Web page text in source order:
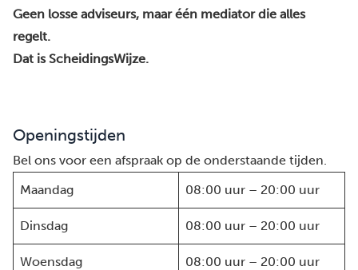
Geen losse adviseurs, maar één mediator die alles
regelt.
Dat is ScheidingsWijze.
Openingstijden
Bel ons voor een afspraak op de onderstaande tijden.
Maandag
08:00 uur – 20:00 uur
Dinsdag 08:00 uur – 20:00 uur
Woensdag 08:00 uur – 20:00 uur